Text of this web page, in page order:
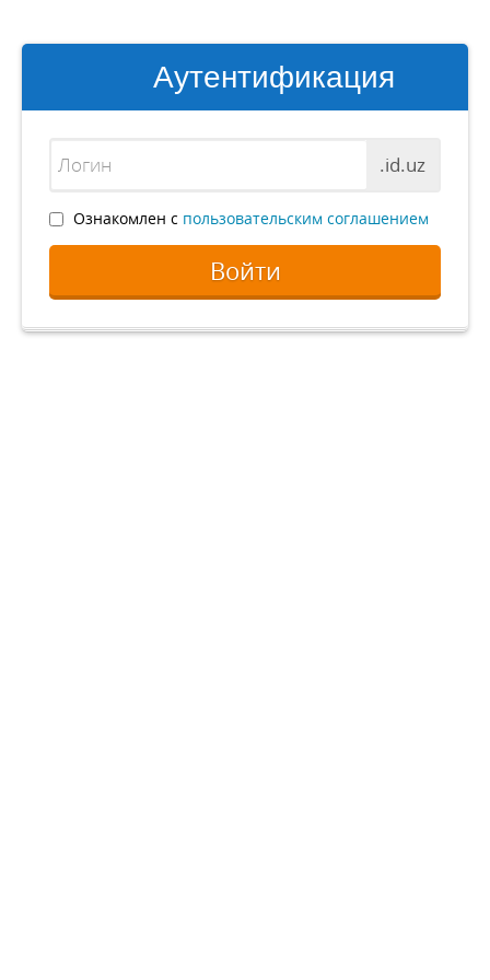
Аутентификация
.id.uz
Ознакомлен с пользовательским соглашением
Войти